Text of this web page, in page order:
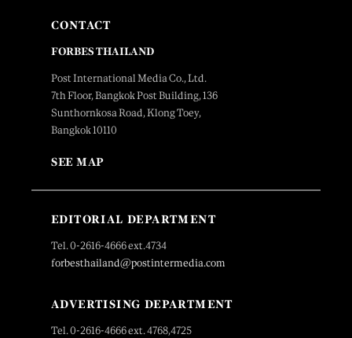
CONTACT
FORBES THAILAND
Post International Media Co., Ltd.
7th Floor, Bangkok Post Building, 136
Sunthornkosa Road, Klong Toey,
Bangkok 10110
SEE MAP
EDITORIAL DEPARTMENT
Tel. 0-2616-4666 ext.4734
forbesthailand@postintermedia.com
ADVERTISING DEPARTMENT
Tel. 0-2616-4666 ext. 4768,4725